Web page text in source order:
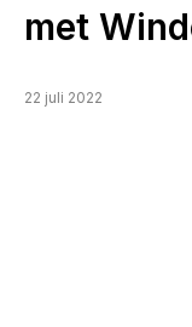
met
22 juli 2022